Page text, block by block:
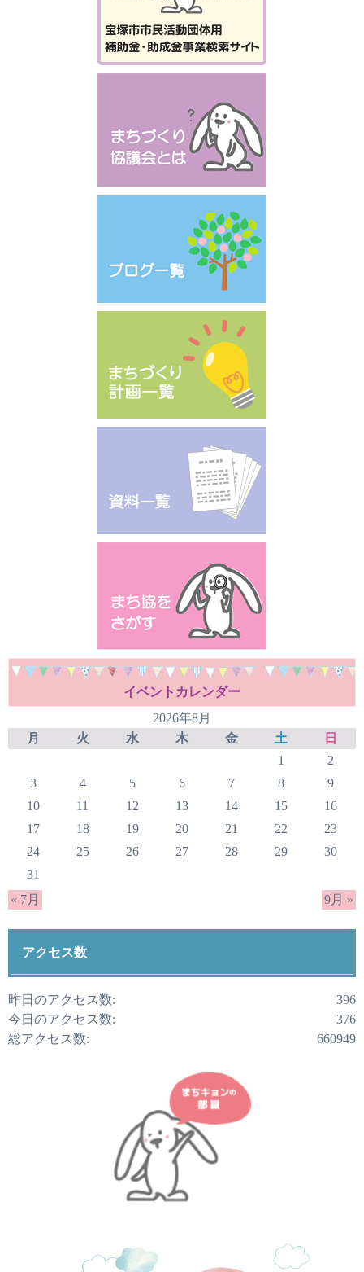
イベントカレンダー
2026年8月
月
火 水 木 金 土
日
1
2
3
4 5 6 7 8
9
10
11 12 13 14 15
16
17
18 19 20 21 22
23
24
25 26 27 28 29
30
31
« 7月
9月 »
アクセス数
昨日のアクセス数:
396
今日のアクセス数:
376
総アクセス数:
660949